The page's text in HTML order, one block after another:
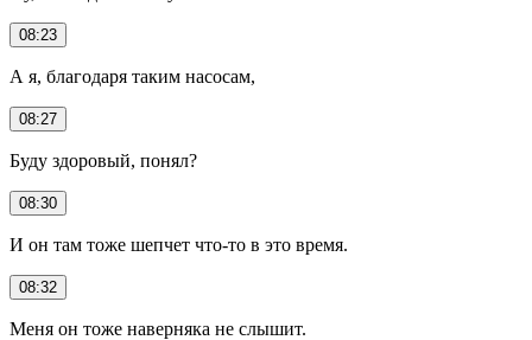
08:23
А я, благодаря таким насосам,
08:27
Буду здоровый, понял?
08:30
И он там тоже шепчет что-то в это время.
08:32
Меня он тоже наверняка не слышит.